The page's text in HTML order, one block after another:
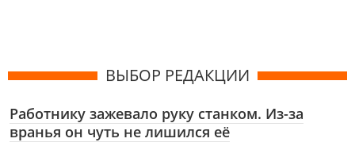
ВЫБОР РЕДАКЦИИ
Работнику зажевало руку станком. Из-за
вранья он чуть не лишился её